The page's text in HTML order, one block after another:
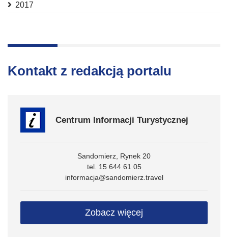
2017
Kontakt z redakcją portalu
Centrum Informacji Turystycznej
Sandomierz, Rynek 20
tel. 15 644 61 05
informacja@sandomierz.travel
Zobacz więcej